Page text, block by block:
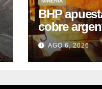
BHP
cobre
acuerdo
para siete
AGO 6, 2026